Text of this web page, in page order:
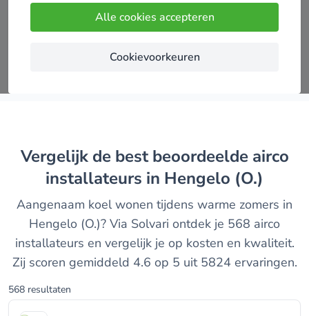
Alle cookies accepteren
Cookievoorkeuren
Vergelijk offertes
Vergelijk de best beoordeelde airco
installateurs in Hengelo (O.)
Aangenaam koel wonen tijdens warme zomers in
Hengelo (O.)? Via Solvari ontdek je 568 airco
installateurs en vergelijk je op kosten en kwaliteit.
Zij scoren gemiddeld 4.6 op 5 uit 5824 ervaringen.
568 resultaten